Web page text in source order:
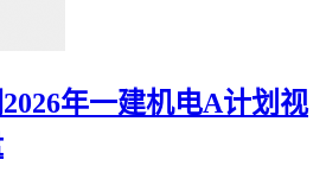
年一建机电A计划视